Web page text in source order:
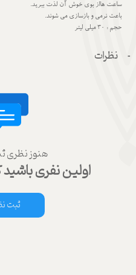
ساعت هااز بوی خوش آن لذت ببرید.
باعث نرمی و بازسازی می شوند.
حجم : 30 میلی لیتر
نظرات
هنوز نظری
اولین نفری
ثبت